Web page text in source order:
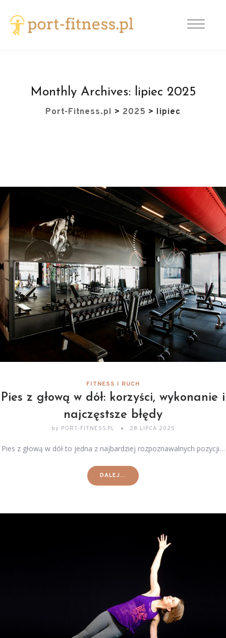
Monthly Archives: lipiec 2025
Port-Fitness.pl > 2025 > lipiec
FITNESS I RUCH
Pies z głową w dół: korzyści, wykonanie i
najczęstsze błędy
by PORT-FITNESS.PL 28 LIPCA 2025
Pies z głową w dół to jedna z najbardziej rozpoznawalnych pozycji…
DALEJ...